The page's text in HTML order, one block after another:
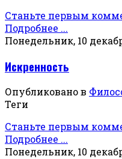
Станьте первым
Подробнее ...
Понедельник, 10
Искренность
Опубликовано в
Теги
Станьте первым
Подробнее ...
Понедельник, 10